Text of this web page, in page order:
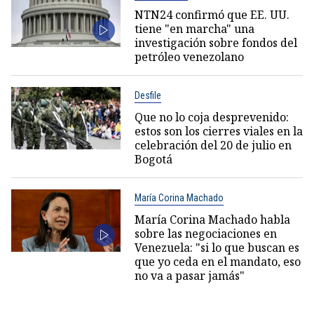
NTN24 confirmó que EE. UU.
tiene "en marcha" una
investigación sobre fondos del
petróleo venezolano
Desfile
Que no lo coja desprevenido:
estos son los cierres viales en la
celebración del 20 de julio en
Bogotá
María Corina Machado
María Corina Machado habla
sobre las negociaciones en
Venezuela: "si lo que buscan es
que yo ceda en el mandato, eso
no va a pasar jamás"